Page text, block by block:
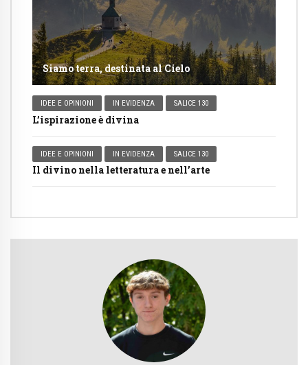
Siamo terra, destinata al Cielo
IDEE E OPINIONI IN EVIDENZA SALICE 130
L’ispirazione è divina
IDEE E OPINIONI IN EVIDENZA SALICE 130
Il divino nella letteratura e nell’arte